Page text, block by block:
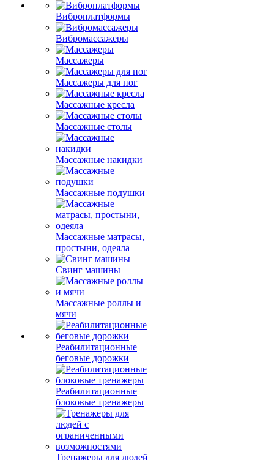
Виброплатформы
Вибромассажеры
Массажеры
Массажеры для ног
Массажные кресла
Массажные столы
Массажные накидки
Массажные подушки
Массажные матрасы,
простыни, одеяла
Свинг машины
Массажные роллы и
мячи
Реабилитационные
беговые дорожки
Реабилитационные
блоковые тренажеры
Тренажеры для людей